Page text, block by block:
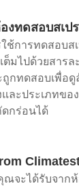
งทดสอบสเป
ช้การทดสอบส
เต็มไปด้วยสา
ถูกทดสอบเพื่
ละประเภทขอ
กร่อนได้
จะได้รับจากห้